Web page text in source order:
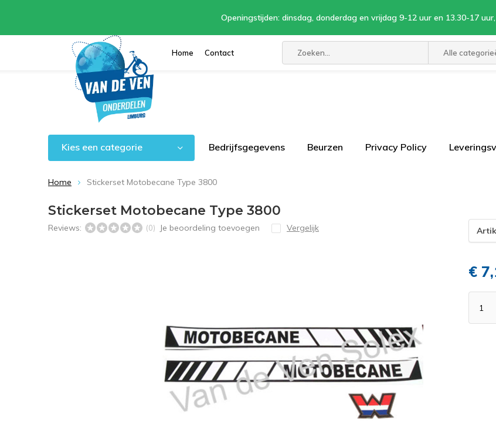
Home Contact Alle
Openingstijden: dinsdag, donderdag en vrijdag 9-12 uur en 13.30-17
Kies een categorie Bedrijfsgegevens Beurzen Privacy Policy
Home Stickerset Motobecane Type 3800
Stickerset Motobecane Type 3800
Reviews: (0) Je beoordeling toevoegen Vergelijk
€